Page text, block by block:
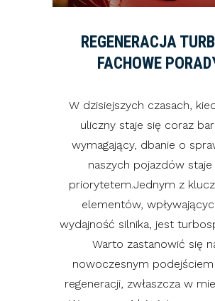
REGENERACJA
FACHOWE
W dzisiejszych czasach,
uliczny staje się coraz
wymagający, dbanie o
naszych pojazdów staje
priorytetem.Jednym z
elementów,
wydajność silnika, jest
Warto zastanowić się
nowoczesnym
regeneracji, zwłaszcza w